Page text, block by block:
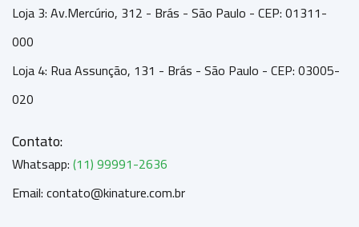
Loja 3: Av.Mercúrio, 312 - Brás - São Paulo - CEP: 01311-
000
Loja 4: Rua Assunção, 131 - Brás - São Paulo - CEP: 03005-
020
Contato:
Whatsapp:(11) 99991-2636
Email: contato@kinature.com.br